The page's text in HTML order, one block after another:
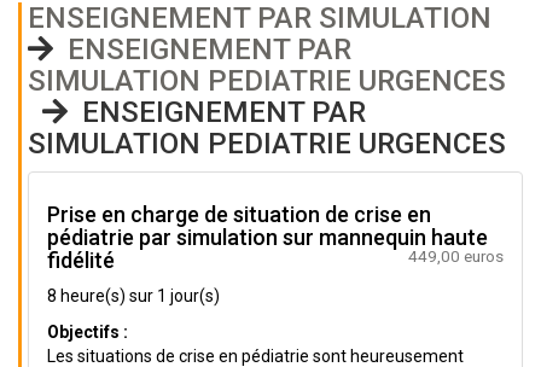
ENSEIGNEMENT PAR SIMULATION
ENSEIGNEMENT PAR
SIMULATION PEDIATRIE URGENCES
ENSEIGNEMENT PAR
SIMULATION PEDIATRIE URGENCES
Prise en charge de situation de crise en
pédiatrie par simulation sur mannequin haute
fidélité
449,00 euros
8 heure(s) sur 1 jour(s)
Objectifs :
Les situations de crise en pédiatrie sont heureusement